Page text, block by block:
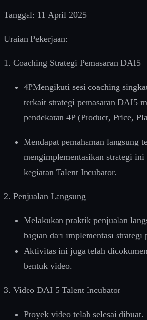
Tanggal: 11 April 2025
Uraian Pekerjaan:
1. Coaching Strategi Pemasaran DAI5
4PMengikuti sesi coaching
terkait strategi pemasaran DAI5
pendekatan 4P (Product, Price,
Mendapat pemahaman langsung
mengimplementasikan strategi ini
kegiatan Talent Incubator.
2. Penjualan Langsung
Melakukan praktik penjualan
bagian dari implementasi strategi
Aktivitas ini juga telah
bentuk video.
3. Video DAI 5 Talent Incubator
Proyek video telah selesai dibuat.